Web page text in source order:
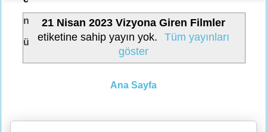
n
ü
21 Nisan 2023 Vizyona Giren Filmler
etiketine sahip yayın yok.
Tüm yayınları
göster
Ana Sayfa